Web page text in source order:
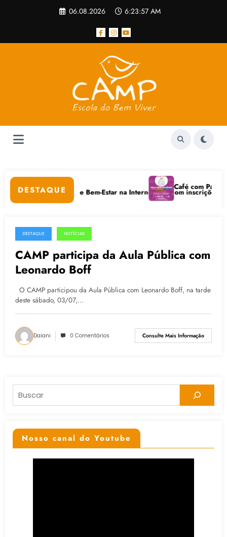
06.08.2026 6:23:57 AM
DESTAQUE
Cuidados Digitais e Bem-Estar na Internet está com inscrições abertas
Café com Paulo
05.07.2015
DESTAQUE NOTÍCIAS
CAMP participa da Aula Pública com
Leonardo Boff
O CAMP participou da Aula Pública com Leonardo Boff, na tarde
deste sábado, 03/07,…
Daiani 0 Comentários Consulte Mais Informação
Pesquisar
Nosso canal do Youtube